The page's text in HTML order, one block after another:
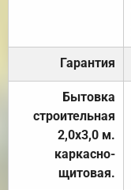
Гарантия
Бытовка
строительная
2,0х3,0 м.
каркасно-
щитовая.